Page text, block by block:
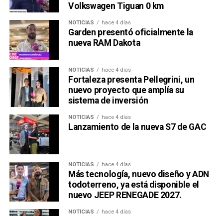
Volkswagen Tiguan 0 km
NOTICIAS hace 4 días
Garden presentó oficialmente la
nueva RAM Dakota
NOTICIAS hace 4 días
Fortaleza presenta Pellegrini, un
nuevo proyecto que amplía su
sistema de inversión
NOTICIAS hace 4 días
Lanzamiento de la nueva S7 de GAC
NOTICIAS hace 4 días
Más tecnología, nuevo diseño y ADN
todoterreno, ya está disponible el
nuevo JEEP RENEGADE 2027.
NOTICIAS hace 4 días